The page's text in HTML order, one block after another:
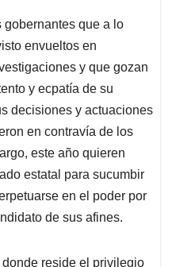
gobernantes que a lo
envueltos en
y que gozan
y ecpatía de su
decisiones y actuaciones
en contravía de los
este año quieren
estatal para sucumbir
en el poder por
de sus afines.
reside el privilegio